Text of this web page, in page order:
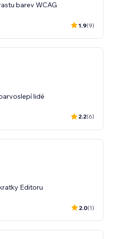
barev WCAG
1.9(9)
lidé
2.2(6)
Editoru
2.0(1)